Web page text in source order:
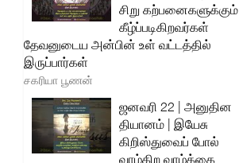
சிறு கற்பனைகளுக்கும்
கீழ்ப்படிகிறவர்கள்
தேவனுடைய அன்பின் உள் வட்டத்தில்
இருப்பார்கள்
சகரியா பூணன்
ஜனவரி 22 | அனுதின
தியானம் | இயேசு
கிறிஸ்துவைப் போல்
வாழ்கிற வாழ்க்கை